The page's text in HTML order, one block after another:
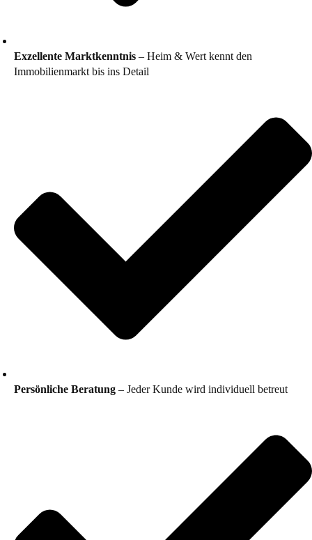
Exzellente Marktkenntnis – Heim & Wert kennt den
Immobilienmarkt bis ins Detail
Persönliche Beratung – Jeder Kunde wird individuell betreut